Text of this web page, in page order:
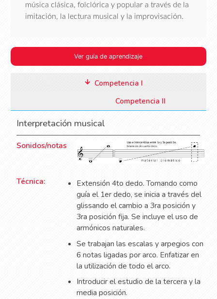
música clásica, folclórica y popular a través de la
imitación, la lectura musical y la improvisación.
Ver guía de aprendizaje
Competencia I
Competencia II
Interpretación musical
Sonidos/notas
Técnica:
Extensión 4to dedo. Tomando como
guía el 1er dedo, se inicia a través del
glissando el cambio a 3ra posición y
3ra posición fija. Se incluye el uso de
armónicos naturales.
Se trabajan las escalas y arpegios con
6 notas ligadas por arco. Enfatizar en
la utilización de todo el arco.
Introducir el estudio de la tercera y la
media posición.